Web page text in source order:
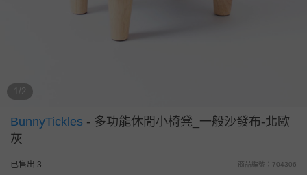
1/2
BunnyTickles - 多功能休閒小椅凳_一般沙發布-北歐
灰
已售出 3 商品編號：704306